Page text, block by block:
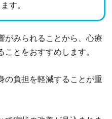
す。
がみられることから、心療
とをおすすめします。
の負担を軽減することが重